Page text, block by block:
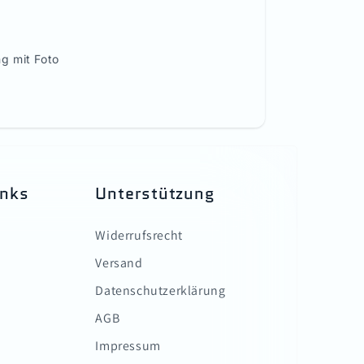
mit Foto
Unterstützung
Widerrufsrecht
Versand
Datenschutzerklärung
AGB
Impressum